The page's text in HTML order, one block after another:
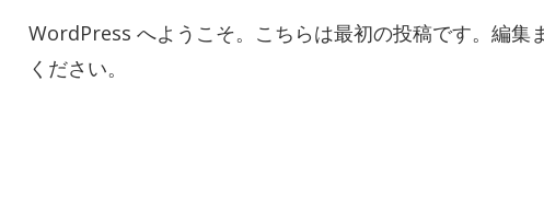
WordPress へようこそ。こちらは最初の投稿です。編集
ください。